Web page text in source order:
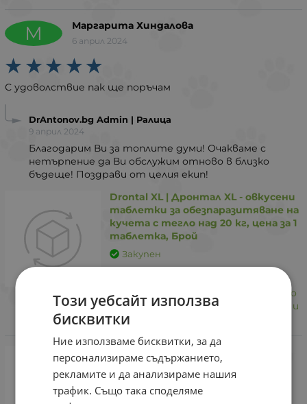
М Маргарита Хиндалова
6 април 2024
С удоволствие пак ще поръчам
DrAntonov.bg Admin | Ралица
9 април 2024
Благодарим Ви за топлите думи! Очакваме с
нетърпение да Ви обслужим отново в близко
бъдеще! Поздрави от целия екип!
Drontal XL | Дронтал XL - овкусени
таблетки за обезпаразитяване на
кучета с тегло над 20 кг, цена за 1
таблетка, Брой
Закупен
Експресно обслужване. Едно голямо
Благодаря! Качествени продукти и
професионално обслужване.
Този уебсайт използва
бисквитки
Ние използваме бисквитки, за да
персонализираме съдържанието,
рекламите и да анализираме нашия
трафик. Също така споделяме